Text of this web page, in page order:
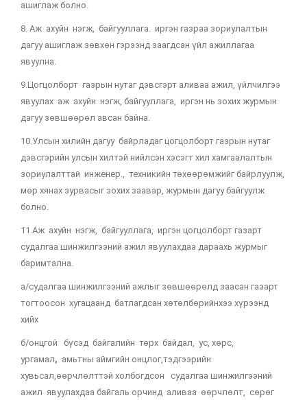
ашиглаж болно.
8. Аж ахуйн нэгж, байгууллага. иргэн газраа зориулалтын
дагуу ашиглаж зөвхөн гэрээнд заагдсан үйл ажиллагаа
явуулна.
9.Цогцолборт газрын нутаг дэвсгэрт аливаа ажил, үйлчилгээ
явуулах аж ахуйн нэгж, байгууллага, иргэн нь зохих журмын
дагуу зөвшөөрөл авсан байна.
10.Улсын хилийн дагуу байрладаг цогцолборт газрын нутаг
дэвсгэрийн улсын хилтэй нийлсэн хэсэгт хил хамгаалалтын
зориулалттай инженер., техникийн төхөөрөмжийг байрлуулж,
мөр хянах зурвасыг зохих заавар, журмын дагуу байгуулж
болно.
11.Аж ахуйн нэгж, байгууллага, иргэн цогцолборт газарт
судалгаа шинжилгээний ажил явуулахдаа дараахь журмыг
баримтална.
а/судалгаа шинжилгээний ажлыг зөвшөөрөлд заасан газарт
тогтоосон хугацаанд батлагдсан хөтөлбөрийнхээ хүрээнд
хийх
б/онцгой бүсэд байгалийн төрх байдал, ус, хөрс,
ургамал, амьтны аймгийн онцлог,тэдгээрийн
хувьсал,өөрчлөлттэй холбогдсон судалгаа шинжилгээний
ажил явуулахдаа байгаль орчинд аливаа өөрчлөлт, сөрөг